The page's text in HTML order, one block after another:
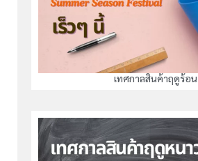
เทศกาลสินค้าฤดูร้อน